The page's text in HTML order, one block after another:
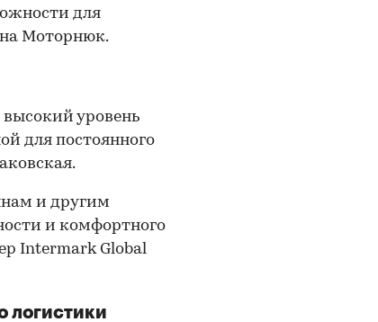
для
Моторнюк.
уровень
для постоянного
и другим
и комфортного
Intermark Global
логистики